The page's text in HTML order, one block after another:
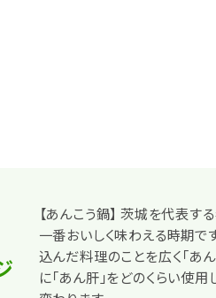
【あんこう鍋】 茨城を代表す
一番おいしく味わえる時期で
込んだ料理のことを広く「あ
に「あん肝」をどのくらい使